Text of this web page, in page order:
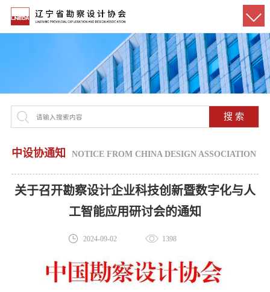
搜 索
中设协通知 NOTICE FROM CHINA DESIGN ASSOCIATION
关于召开勘察设计企业科技创新暨数字化与人
工智能应用研讨会的通知
2024-09-02 1398